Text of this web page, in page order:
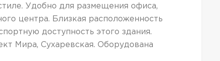
Удобно для размещения офиса,
центра. Близкая расположенность
доступность этого здания.
Мира, Сухаревская. Оборудована